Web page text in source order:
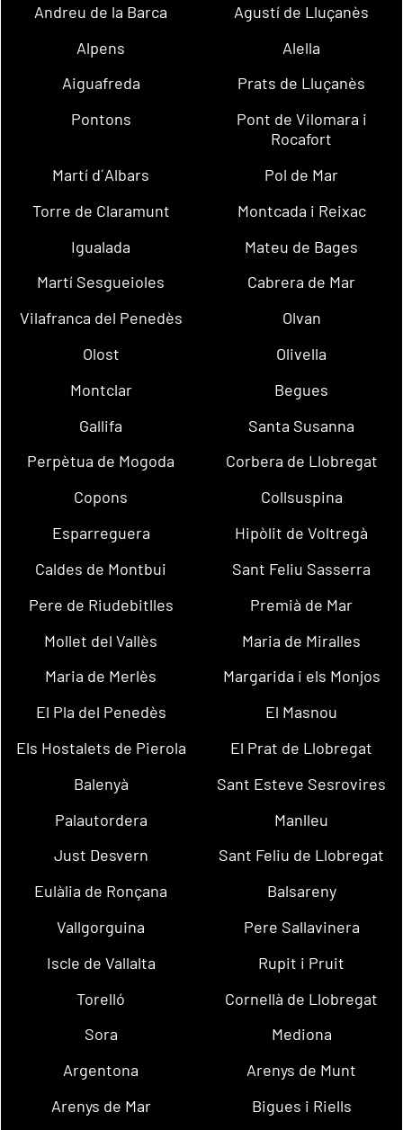
Andreu de la Barca
Agustí de Lluçanès
Alpens
Alella
Aiguafreda
Prats de Lluçanès
Pontons
Pont de Vilomara i
Rocafort
Martí d´Albars
Pol de Mar
Torre de Claramunt
Montcada i Reixac
Igualada
Mateu de Bages
Martí Sesgueioles
Cabrera de Mar
Vilafranca del Penedès
Olvan
Olost
Olivella
Montclar
Begues
Gallifa
Santa Susanna
Perpètua de Mogoda
Corbera de Llobregat
Copons
Collsuspina
Esparreguera
Hipòlit de Voltregà
Caldes de Montbui
Sant Feliu Sasserra
Pere de Riudebitlles
Premià de Mar
Mollet del Vallès
Maria de Miralles
Maria de Merlès
Margarida i els Monjos
El Pla del Penedès
El Masnou
Els Hostalets de Pierola
El Prat de Llobregat
Balenyà
Sant Esteve Sesrovires
Palautordera
Manlleu
Just Desvern
Sant Feliu de Llobregat
Eulàlia de Ronçana
Balsareny
Vallgorguina
Pere Sallavinera
Iscle de Vallalta
Rupit i Pruit
Torelló
Cornellà de Llobregat
Sora
Mediona
Argentona
Arenys de Munt
Arenys de Mar
Bigues i Riells